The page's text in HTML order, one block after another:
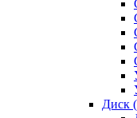
Диск